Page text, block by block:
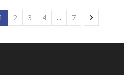
1 2 3 4 ... 7